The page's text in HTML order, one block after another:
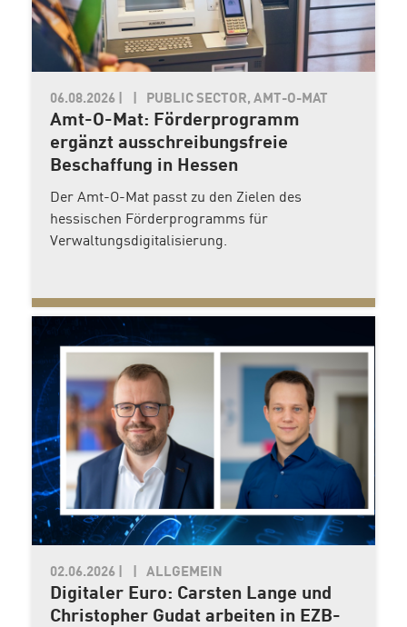
06.08.2026 PUBLIC SECTOR, AMT-O-MAT
Amt-O-Mat: Förderprogramm
ergänzt ausschreibungsfreie
Beschaffung in Hessen
Der Amt-O-Mat passt zu den Zielen des
hessischen Förderprogramms für
Verwaltungsdigitalisierung.
02.06.2026 ALLGEMEIN
Digitaler Euro: Carsten Lange und
Christopher Gudat arbeiten in EZB-